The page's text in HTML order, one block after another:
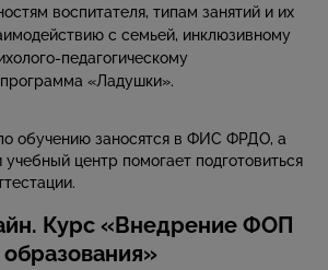
воспитателя, типам занятий и их
с семьей, инклюзивному
педагогическому
«Ладушки».
обучению заносятся в ФИС ФРДО, а
центр помогает подготовиться
Курс «Внедрение ФОП